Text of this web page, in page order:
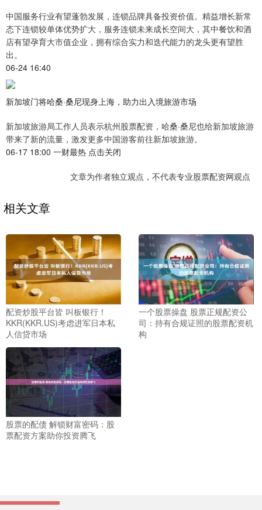
中国服务行业有望蓬勃发展，连锁品牌具备投资价值。精益增长新常
态下连锁较单体优势扩大，服务连锁未来成长空间大，其中餐饮和酒
店有望孕育大市值企业，拥有综合实力和迭代能力的龙头更有望胜
出。
06-24 16:40
新加坡门将哈桑·桑尼现身上海，助力出入境旅游市场
新加坡旅游局工作人员表示杭州股票配资，哈桑·桑尼也给新加坡旅游
带来了新的流量，激发更多中国游客前往新加坡旅游。
06-17 18:00 一财最热 点击关闭
文章为作者独立观点，不代表专业股票配资网观点
相关文章
配资炒股平台皆 叫板银行！
KKR(KKR.US)考虑进军日本私
人信贷市场
一个股票操盘 股票正规配资公
司：持有合规证照的股票配资机
构
股票的配债 解锁财富密码：股
票配资方案助你投资腾飞